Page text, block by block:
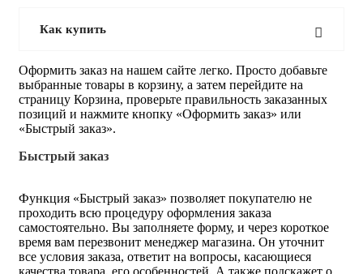
Как купить
Оформить заказ на нашем сайте легко. Просто добавьте
выбранные товары в корзину, а затем перейдите на
страницу Корзина, проверьте правильность заказанных
позиций и нажмите кнопку «Оформить заказ» или
«Быстрый заказ».
Быстрый заказ
Функция «Быстрый заказ» позволяет покупателю не
проходить всю процедуру оформления заказа
самостоятельно. Вы заполняете форму, и через короткое
время вам перезвонит менеджер магазина. Он уточнит
все условия заказа, ответит на вопросы, касающиеся
качества товара, его особенностей. А также подскажет о